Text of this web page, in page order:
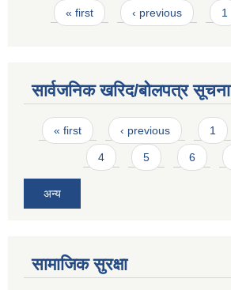
Pages
« first ‹ previous 1
सार्वजनिक खरिद/बोलपत्र सूचना
Pages
« first ‹ previous 1
4 5 6
अन्य
सामाजिक सुरक्षा